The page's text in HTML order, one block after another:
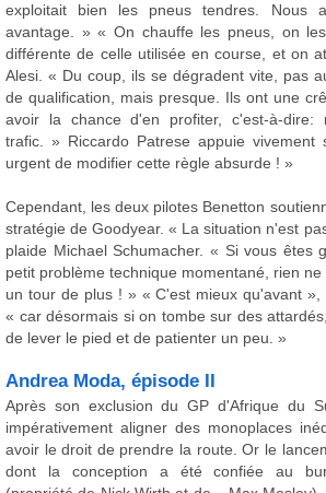
exploitait bien les pneus tendres. Nous
avantage. » « On chauffe les pneus, on
différente de celle utilisée en course, et on
Alesi. « Du coup, ils se dégradent vite, pas
de qualification, mais presque. Ils ont une
avoir la chance d'en profiter, c'est-à-dire:
trafic. » Riccardo Patrese appuie
urgent de modifier cette règle absurde ! »
Cependant, les deux pilotes Benetton
stratégie de Goodyear. « La situation n'est
plaide Michael Schumacher. « Si vous êtes
petit problème technique momentané, rien
un tour de plus ! » « C'est mieux qu'avant »,
« car désormais si on tombe sur des
de lever le pied et de patienter un peu. »
Andrea Moda, épisode II
Après son exclusion du GP d'Afrique du
impérativement aligner des monoplaces
avoir le droit de prendre la route. Or le
dont la conception a été confiée au